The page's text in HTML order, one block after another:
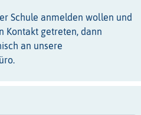
Schule anmelden wollen und
Kontakt getreten, dann
an unsere